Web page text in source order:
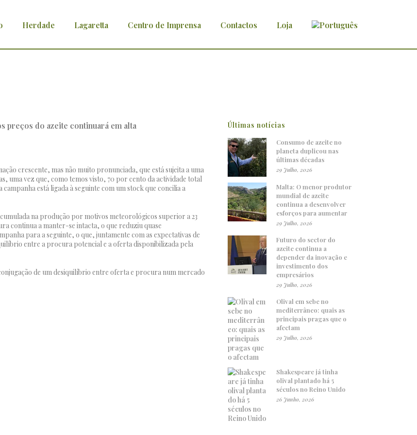
Herdade Lagaretta Centro de Imprensa Contactos Loja
dos preços do azeite continuará em alta
crescente, mas não muito pronunciada, que está sujeita a uma
uma vez que, como temos visto, 70 por cento da actividade total
está ligada à seguinte com um stock que concilia a
na produção por motivos meteorológicos superior a 23
continua a manter-se intacta, o que reduziu quase
para a seguinte, o que, juntamente com as expectativas de
entre a procura potencial e a oferta disponibilizada pela
de um desiquilíbrio entre oferta e procura num mercado
Últimas notícias
Consumo de azeite no
planeta duplicou nas
últimas décadas
29 Julho, 2026
Malta: O menor produtor
mundial de azeite
continua a desenvolver
esforços para aumentar
29 Julho, 2026
Futuro do sector do
azeite continua a
depender da inovação e
investimento dos
empresários
29 Julho, 2026
Olival em sebe no
mediterrâneo: quais as
principais pragas que o
afectam
29 Julho, 2026
Shakespeare já tinha
olival plantado há 5
séculos no Reino Unido
26 Junho, 2026